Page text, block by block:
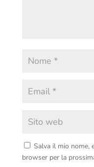
Salva il mio nome,
browser per la